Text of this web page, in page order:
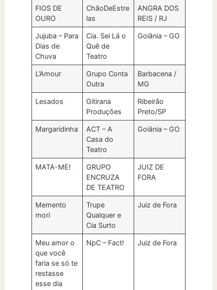
FIOS DE
OURO
ChãoDeEstre
las
ANGRA DOS
REIS / RJ
Jujuba – Para
Dias de
Chuva
Cia. Sei Lá o
Quê de
Teatro
Goiânia – GO
L’Amour
Grupo Conta
Outra
Barbacena /
MG
Lesados
Gitirana
Produções
Ribeirão
Preto/SP
Margaridinha
ACT – A
Casa do
Teatro
Goiânia – GO
MATA-ME!
GRUPO
ENCRUZA
DE TEATRO
JUIZ DE
FORA
Memento
mori
Trupe
Qualquer e
Cia Surto
Juiz de Fora
Meu amor o
que você
faria se só te
restasse
esse dia
NpC – Fact! Juiz de Fora